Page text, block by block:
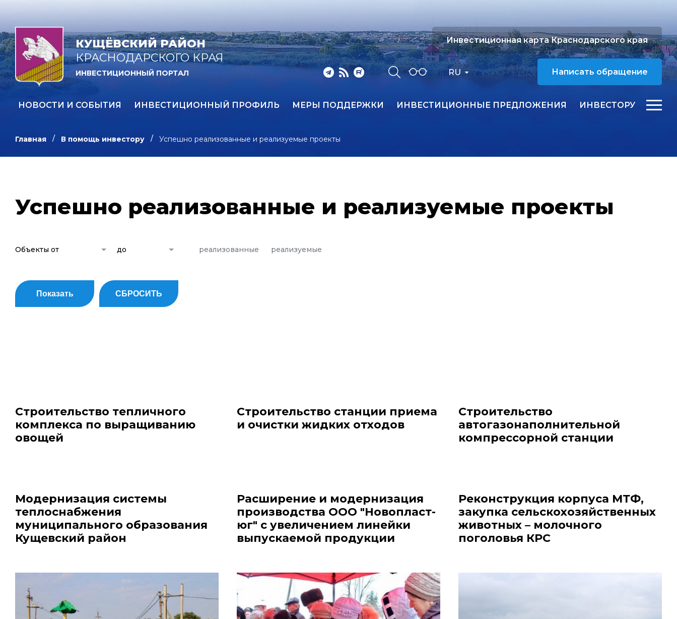
КУЩЁВСКИЙ РАЙОН
КРАСНОДАРСКОГО КРАЯ
ИНВЕСТИЦИОННЫЙ ПОРТАЛ RU
Инвестиционная карта Краснодарского края
Написать обращение
НОВОСТИ И СОБЫТИЯ ИНВЕСТИЦИОННЫЙ ПРОФИЛЬ МЕРЫ ПОДДЕРЖКИ ИНВЕСТИЦИОННЫЕ ПРЕДЛОЖЕНИЯ ИНВЕСТОРУ
Главная В помощь инвестору Успешно реализованные и реализуемые проекты
Успешно реализованные и реализуемые проекты
Объекты от до реализованные реализуемые
Показать СБРОСИТЬ
Строительство тепличного
комплекса по выращиванию
овощей
Строительство станции приема
и очистки жидких отходов
Строительство
автогазонаполнительной
компрессорной станции
Модернизация системы
теплоснабжения
муниципального образования
Кущевский район
Расширение и модернизация
производства ООО "Новопласт-
юг" с увеличением линейки
выпускаемой продукции
Реконструкция корпуса МТФ,
закупка сельскохозяйственных
животных – молочного
поголовья КРС